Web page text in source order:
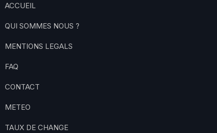
ACCUEIL
QUI SOMMES NOUS ?
MENTIONS LEGALS
FAQ
CONTACT
METEO
TAUX DE CHANGE